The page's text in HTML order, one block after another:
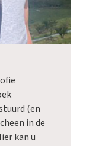
(en
in de
kan u